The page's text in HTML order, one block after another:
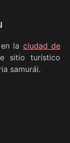
la ciudad de
sitio turístico
samurái.